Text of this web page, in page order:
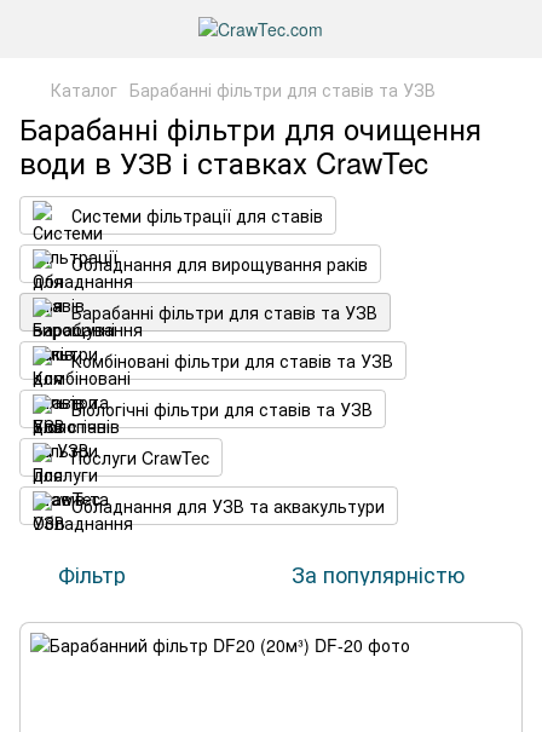
Каталог Барабанні фільтри для ставів та УЗВ
Барабанні фільтри для очищення
води в УЗВ і ставках CrawTec
Системи фільтрації для ставів
Обладнання для вирощування раків
Барабанні фільтри для ставів та УЗВ
Комбіновані фільтри для ставів та УЗВ
Біологічні фільтри для ставів та УЗВ
Послуги CrawTec
Обладнання для УЗВ та аквакультури
Фільтр За популярністю